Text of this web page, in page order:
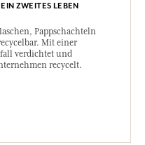
ZWEITES LEBEN
Pappschachteln
Mit einer
verdichtet und
recycelt.